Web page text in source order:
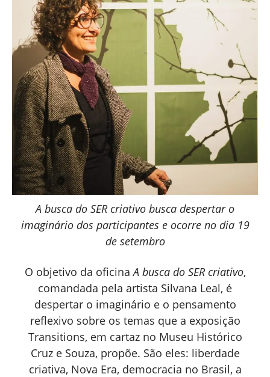
A busca do SER criativo busca despertar o
imaginário dos participantes e ocorre no dia 19
de setembro
O objetivo da oficinaA busca do SER criativo,
comandada pela artista Silvana Leal, é
despertar o imaginário e o pensamento
reflexivo sobre os temas que a exposição
Transitions, em cartaz no Museu Histórico
Cruz e Souza, propõe. São eles: liberdade
criativa, Nova Era, democracia no Brasil, a